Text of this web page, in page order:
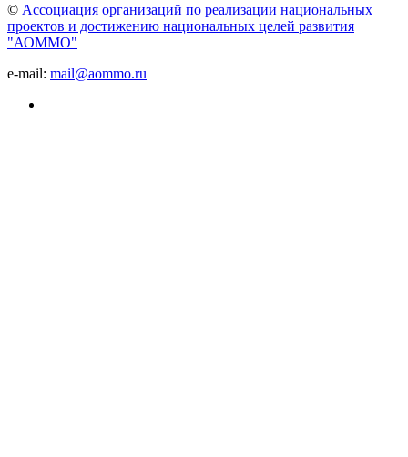
© Ассоциация организаций по реализации национальных
проектов и достижению национальных целей развития
"АОММО"
e-mail: mail@aommo.ru